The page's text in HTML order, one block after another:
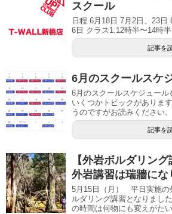
スクール
日程 6月18日 7月2日、23日
6日 クラス1:12時半〜14時
記事を
6月のスクールスケ
6月のスクールスケジュール
いくつかトピックがありま
うのですがお読みください
記事を
【外岩ボルダリン
外岩講習は瑞牆にな
5月15日（月） 平日実施の
ルダリング講習となりまし
の時間は何物にも変えがた